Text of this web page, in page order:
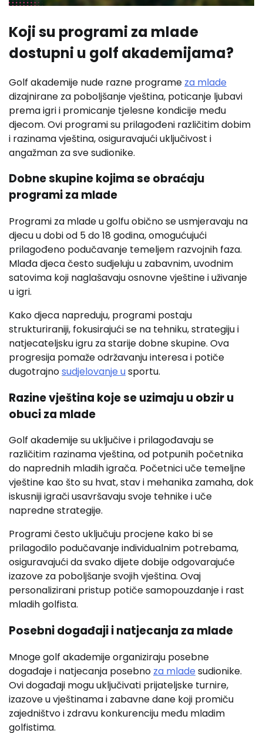
Koji su programi za mlade
dostupni u golf akademijama?
Golf akademije nude razne programe za mlade
dizajnirane za poboljšanje vještina, poticanje ljubavi
prema igri i promicanje tjelesne kondicije među
djecom. Ovi programi su prilagođeni različitim dobim
i razinama vještina, osiguravajući uključivost i
angažman za sve sudionike.
Dobne skupine kojima se obraćaju
programi za mlade
Programi za mlade u golfu obično se usmjeravaju na
djecu u dobi od 5 do 18 godina, omogućujući
prilagođeno podučavanje temeljem razvojnih faza.
Mlađa djeca često sudjeluju u zabavnim, uvodnim
satovima koji naglašavaju osnovne vještine i uživanje
u igri.
Kako djeca napreduju, programi postaju
strukturiraniji, fokusirajući se na tehniku, strategiju i
natjecateljsku igru za starije dobne skupine. Ova
progresija pomaže održavanju interesa i potiče
dugotrajnosudjelovanje usportu.
Razine vještina koje se uzimaju u obzir u
obuci za mlade
Golf akademije su uključive i prilagođavaju se
različitim razinama vještina, od potpunih početnika
do naprednih mladih igrača. Početnici uče temeljne
vještine kao što su hvat, stav i mehanika zamaha, dok
iskusniji igrači usavršavaju svoje tehnike i uče
napredne strategije.
Programi često uključuju procjene kako bi se
prilagodilo podučavanje individualnim potrebama,
osiguravajući da svako dijete dobije odgovarajuće
izazove za poboljšanje svojih vještina. Ovaj
personalizirani pristup potiče samopouzdanje i rast
mladih golfista.
Posebni događaji i natjecanja za mlade
Mnoge golf akademije organiziraju posebne
događaje i natjecanja posebno za mlade sudionike.
Ovi događaji mogu uključivati prijateljske turnire,
izazove u vještinama i zabavne dane koji promiču
zajedništvo i zdravu konkurenciju među mladim
golfistima.